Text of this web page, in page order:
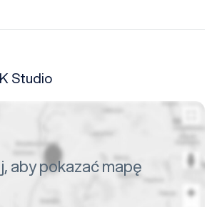
Studio
aby pokazać mapę